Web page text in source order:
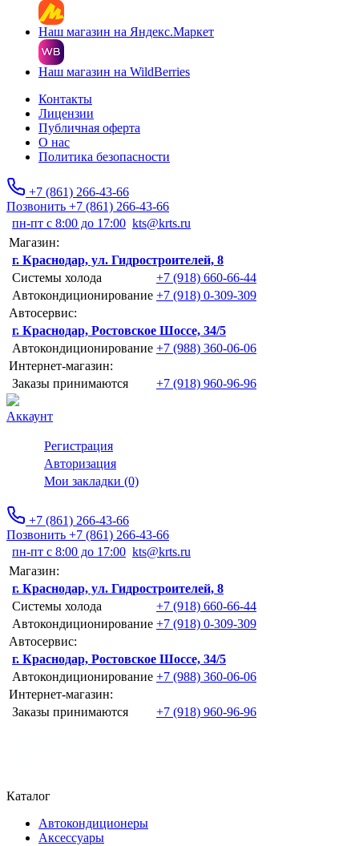
Наш магазин на Яндекс.Маркет
Наш магазин на WildBerries
Контакты
Лицензии
Публичная оферта
О нас
Политика безопасности
+7 (861) 266-43-66
Позвонить +7 (861) 266-43-66
пн-пт с 8:00 до 17:00 kts@krts.ru
Магазин:
г. Краснодар, ул. Гидростроителей, 8
Системы холода
+7 (918) 660-66-44
Автокондиционирование +7 (918) 0-309-309
Автосервис:
г. Краснодар, Ростовское Шоссе, 34/5
Автокондиционирование +7 (988) 360-06-06
Интернет-магазин:
Заказы принимаются
+7 (918) 960-96-96
Аккаунт
Регистрация
Авторизация
Мои закладки (0)
+7 (861) 266-43-66
Позвонить +7 (861) 266-43-66
пн-пт с 8:00 до 17:00 kts@krts.ru
Магазин:
г. Краснодар, ул. Гидростроителей, 8
Системы холода
+7 (918) 660-66-44
Автокондиционирование +7 (918) 0-309-309
Автосервис:
г. Краснодар, Ростовское Шоссе, 34/5
Автокондиционирование +7 (988) 360-06-06
Интернет-магазин:
Заказы принимаются
+7 (918) 960-96-96
Каталог
Автокондиционеры
Аксессуары